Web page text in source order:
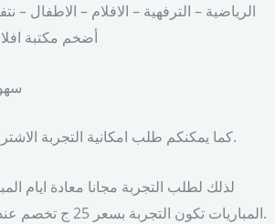
الرياضية – الترفهية – الافلام – الاطفال –
أضخم مكتبة
كما يمكنكم طلب امكانية التجربة الاشتراك قبل تفعيل الاشتراك.
لذلك لطلب التجربة مجانا معادة ايام
المباريات تكون التجربة بسعر 25 ج تخصم عند موافقة علي الاشتراك.